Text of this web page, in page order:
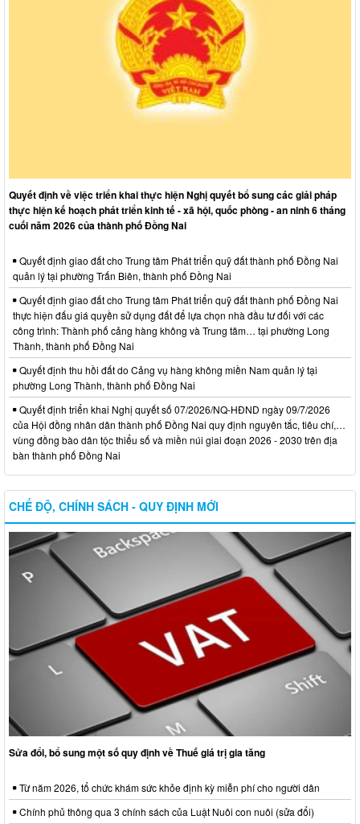
Quyết định về việc triển khai thực hiện Nghị quyết bổ sung các giải pháp
thực hiện kế hoạch phát triển kinh tế - xã hội, quốc phòng - an ninh 6 tháng
cuối năm 2026 của thành phố Đồng Nai
Quyết định giao đất cho Trung tâm Phát triển quỹ đất thành phố Đồng Nai
quản lý tại phường Trấn Biên, thành phố Đồng Nai
Quyết định giao đất cho Trung tâm Phát triển quỹ đất thành phố Đồng Nai
thực hiện đấu giá quyền sử dụng đất để lựa chọn nhà đầu tư đối với các
công trình: Thành phố cảng hàng không và Trung tâm… tại phường Long
Thành, thành phố Đồng Nai
Quyết định thu hồi đất do Cảng vụ hàng không miền Nam quản lý tại
phường Long Thành, thành phố Đồng Nai
Quyết định triển khai Nghị quyết số 07/2026/NQ-HĐND ngày 09/7/2026
của Hội đồng nhân dân thành phố Đồng Nai quy định nguyên tắc, tiêu chí,…
vùng đồng bào dân tộc thiểu số và miền núi giai đoạn 2026 - 2030 trên địa
bàn thành phố Đồng Nai
CHẾ ĐỘ, CHÍNH SÁCH - QUY ĐỊNH MỚI
Sửa đổi, bổ sung một số quy định về Thuế giá trị gia tăng
Từ năm 2026, tổ chức khám sức khỏe định kỳ miễn phí cho người dân
Chính phủ thông qua 3 chính sách của Luật Nuôi con nuôi (sửa đổi)